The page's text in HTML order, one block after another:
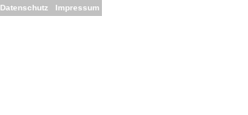
Datenschutz Impressum